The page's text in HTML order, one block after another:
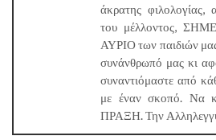
άκρατης φιλολογίας,
του μέλλοντος,
ΑΥΡΙΟ των παιδιών
συνάνθρωπό μας κι
συναντιόμαστε από
με έναν σκοπό. Να
ΠΡΑΞΗ. Την